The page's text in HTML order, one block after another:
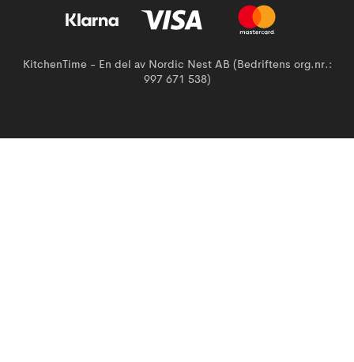
KitchenTime - En del av Nordic Nest AB (Bedriftens org.nr.:
997 671 538)